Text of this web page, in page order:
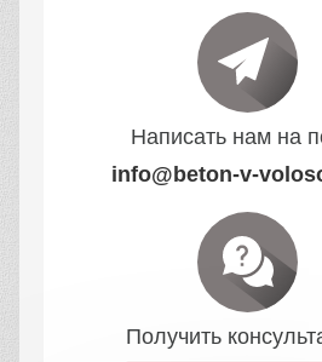
Написать нам на
info@beton-v-
Получить